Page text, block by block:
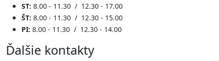
ST: 8.00 - 11.30 / 12.30 - 17.00
ŠT: 8.00 - 11.30 / 12.30 - 15.00
PI: 8.00 - 11.30 / 12.30 - 14.00
Ďalšie kontakty